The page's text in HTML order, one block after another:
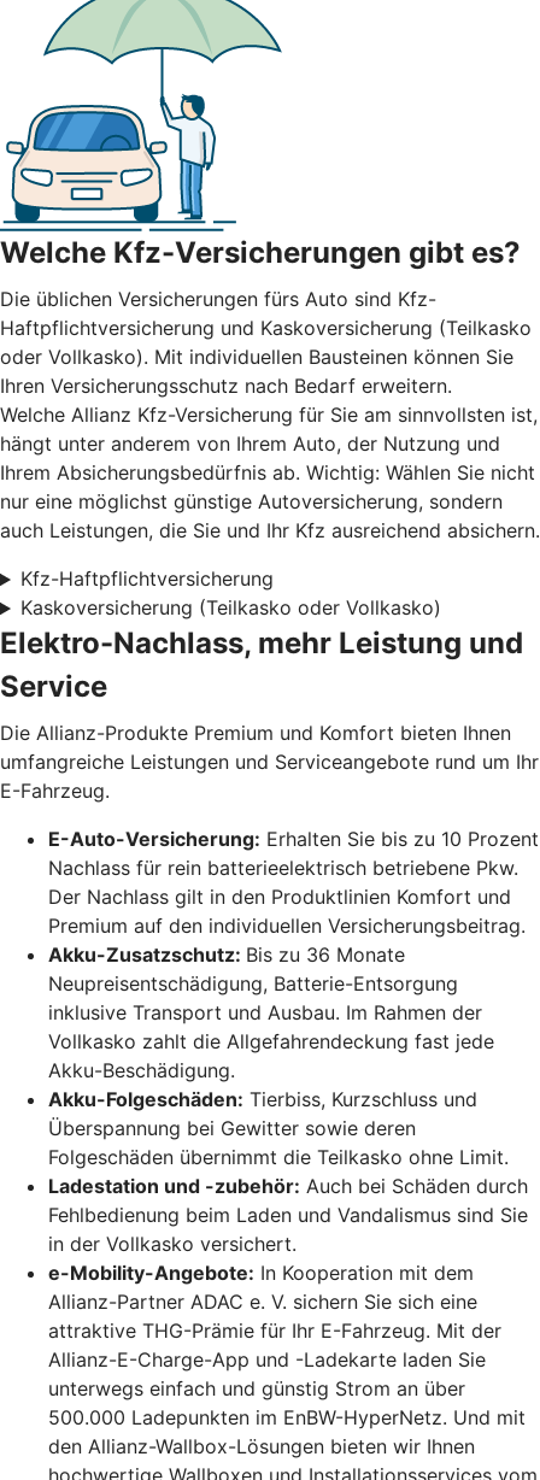
Welche Kfz-Versicherungen gibt es?
Die üblichen Versicherungen fürs Auto sind Kfz-
Haftpflichtversicherung und Kaskoversicherung (Teilkasko
oder Vollkasko). Mit individuellen Bausteinen können Sie
Ihren Versicherungsschutz nach Bedarf erweitern.
Welche Allianz Kfz-Versicherung für Sie am sinnvollsten ist,
hängt unter anderem von Ihrem Auto, der Nutzung und
Ihrem Absicherungsbedürfnis ab. Wichtig: Wählen Sie nicht
nur eine möglichst günstige Autoversicherung, sondern
auch Leistungen, die Sie und Ihr Kfz ausreichend absichern.
Kfz-Haftpflichtversicherung
Kaskoversicherung (Teilkasko oder Vollkasko)
Elektro-Nachlass, mehr Leistung und
Service
Die Allianz-Produkte Premium und Komfort bieten Ihnen
umfangreiche Leistungen und Serviceangebote rund um Ihr
E-Fahrzeug.
E-Auto-Versicherung: Erhalten Sie bis zu 10 Prozent
Nachlass für rein batterieelektrisch betriebene Pkw.
Der Nachlass gilt in den Produktlinien Komfort und
Premium auf den individuellen Versicherungsbeitrag.
Akku-Zusatzschutz: Bis zu 36 Monate
Neupreisentschädigung, Batterie-Entsorgung
inklusive Transport und Ausbau. Im Rahmen der
Vollkasko zahlt die Allgefahrendeckung fast jede
Akku-Beschädigung.
Akku-Folgeschäden: Tierbiss, Kurzschluss und
Überspannung bei Gewitter sowie deren
Folgeschäden übernimmt die Teilkasko ohne Limit.
Ladestation und -zubehör: Auch bei Schäden durch
Fehlbedienung beim Laden und Vandalismus sind Sie
in der Vollkasko versichert.
e-Mobility-Angebote: In Kooperation mit dem
Allianz-Partner ADAC e. V. sichern Sie sich eine
attraktive THG-Prämie für Ihr E-Fahrzeug. Mit der
Allianz-E-Charge-App und -Ladekarte laden Sie
unterwegs einfach und günstig Strom an über
500.000 Ladepunkten im EnBW-HyperNetz. Und mit
den Allianz-Wallbox-Lösungen bieten wir Ihnen